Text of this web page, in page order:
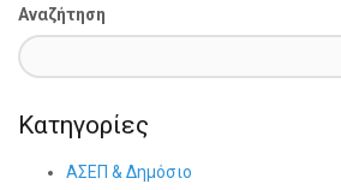
Αναζήτηση
Κατηγορίες
ΑΣΕΠ & Δημόσιο